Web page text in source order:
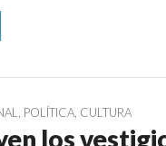
, POLÍTICA, CULTURA
los